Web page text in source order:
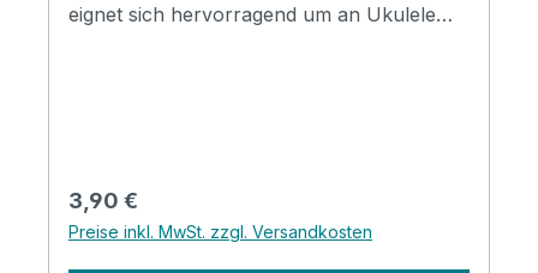
eignet sich hervorragend um an Ukulele
Regulärer Preis:
3,90 €
Preise inkl. MwSt. zzgl. Versandkosten